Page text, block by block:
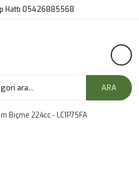
Hattı 05426885568
ARA